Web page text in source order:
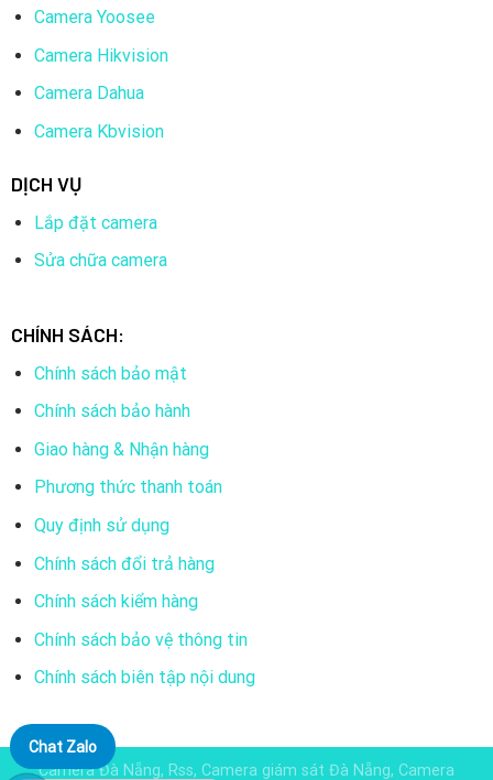
Camera Yoosee
Camera Hikvision
Camera Dahua
Camera Kbvision
DỊCH VỤ
Lắp đặt camera
Sửa chữa camera
CHÍNH SÁCH:
Chính sách bảo mật
Chính sách bảo hành
Giao hàng & Nhận hàng
Phương thức thanh toán
Quy định sử dụng
Chính sách đổi trả hàng
Chính sách kiểm hàng
Chính sách bảo vệ thông tin
Chính sách biên tập nội dung
Camera Đà Nẵng, Rss, Camera giám sát Đà Nẵng, Camera
Chat Zalo